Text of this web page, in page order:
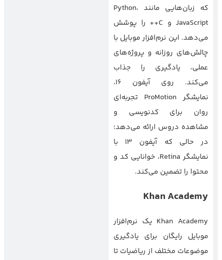
که زبان‌هایی مانند Python،
JavaScript و C++ را پوشش
می‌دهد. این نرم‌افزار موبایل با
چالش‌های روزانه و پروژه‌های
عملی، یادگیری را جذاب
می‌کند. روی آیفون ۱۶،
نمایشگر ProMotion تجربه‌ای
روان برای کدنویسی و
مشاهده دروس ارائه می‌دهد؛
در حالی که آیفون ۱۳ با
نمایشگر Retina، خوانایی کد و
محتوا را تضمین می‌کند.
Khan Academy
Khan Academy یک نرم‌افزار
موبایل رایگان برای یادگیری
موضوعات مختلف از ریاضیات تا